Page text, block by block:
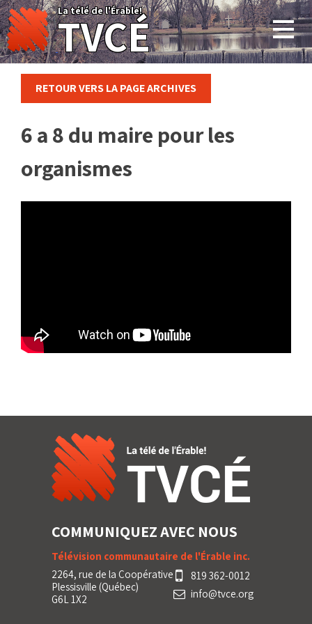
Skip
to
content
La télé de l'Érable!
TVCÉ
RETOUR VERS LA PAGE ARCHIVES
6 a 8 du maire pour les
organismes
COMMUNIQUEZ AVEC NOUS
Télévision communautaire de l'Érable inc.
2264, rue de la Coopérative
Plessisville (Québec)
G6L 1X2
819 362-0012
info@tvce.org